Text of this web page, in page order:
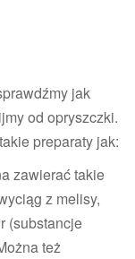
jak
od opryszczki.
preparaty jak:
zawierać takie
z melisy,
(substancje
też